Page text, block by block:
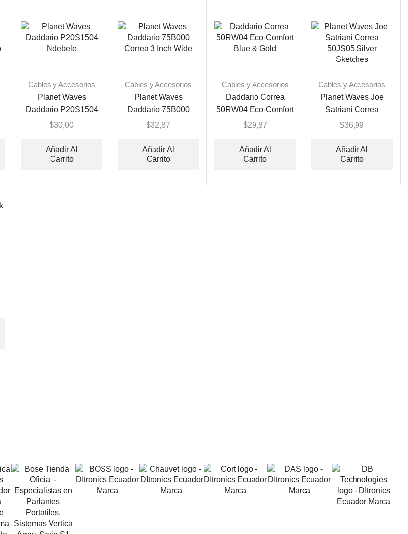
Cables y Accesorios
Planet Waves
Daddario P20S1504
Ndebele
$30,00
Añadir Al
Carrito
Cables y Accesorios
Planet Waves
Daddario 75B000
Correa 3 Inch Wide
$32,87
Añadir Al
Carrito
Cables y Accesorios
Daddario Correa
50RW04 Eco-Comfort
Blue & Gold
$29,87
Añadir Al
Carrito
Cables y Accesorios
Planet Waves Joe
Satriani Correa
50JS05 Silver
$36,99
Añadir Al
Carrito